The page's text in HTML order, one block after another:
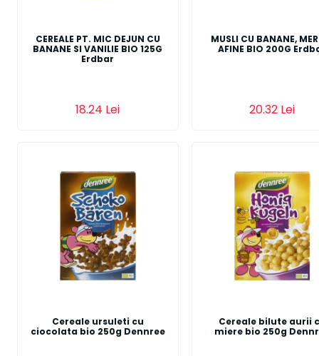
CEREALE PT. MIC DEJUN CU
BANANE SI VANILIE BIO 125G
Erdbar
18.24 Lei
MUSLI CU BANANE,
AFINE BIO 200G
20.32 Lei
Cereale ursuleti cu
ciocolata bio 250g Dennree
Cereale bilute aurii
miere bio 250g